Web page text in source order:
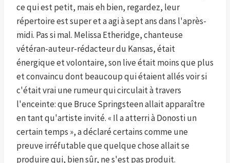
ce qui est petit, mais eh bien, regardez, leur
répertoire est super et a agi à sept ans dans l'après-
midi. Pas si mal. Melissa Etheridge, chanteuse
vétéran-auteur-rédacteur du Kansas, était
énergique et volontaire, son live était moins que plus
et convaincu dont beaucoup qui étaient allés voir si
c'était vrai une rumeur qui circulait à travers
l'enceinte: que Bruce Springsteen allait apparaître
en tant qu'artiste invité. « Il a atterri à Donosti un
certain temps », a déclaré certains comme une
preuve irréfutable que quelque chose allait se
produire qui, bien sûr, ne s'est pas produit.